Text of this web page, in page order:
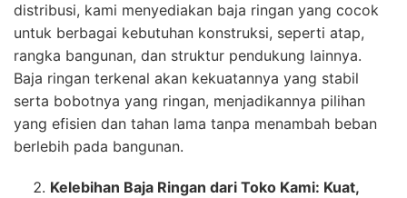
distribusi, kami menyediakan baja ringan yang cocok
untuk berbagai kebutuhan konstruksi, seperti atap,
rangka bangunan, dan struktur pendukung lainnya.
Baja ringan terkenal akan kekuatannya yang stabil
serta bobotnya yang ringan, menjadikannya pilihan
yang efisien dan tahan lama tanpa menambah beban
berlebih pada bangunan.
Kelebihan Baja Ringan dari Toko Kami: Kuat,